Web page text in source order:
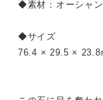
◆素材：オーシャ
◆サイズ
76.4 × 29.5 ×